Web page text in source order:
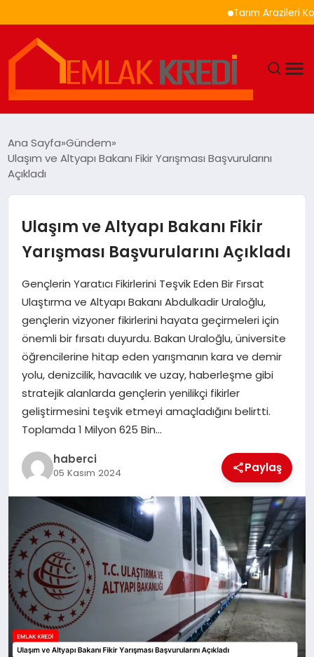
Tarım Arazileri
EKONOMI
EĞITIM
MAGAZIN
SAĞLIK
SIYASET
SPOR
TEKNOLOJI
YAŞAM
Ana Sayfa Gündem
Ulaşım ve Altyapı Bakanı Fikir Yarışması Başvurularını
Açıkladı
Ulaşım ve Altyapı Bakanı Fikir
Yarışması Başvurularını Açıkladı
Gençlerin Yaratıcı Fikirlerini Teşvik Eden Bir Fırsat
Ulaştırma ve Altyapı Bakanı Abdulkadir Uraloğlu,
gençlerin vizyoner fikirlerini hayata geçirmeleri için
önemli bir fırsatı duyurdu. Bakan Uraloğlu, üniversite
öğrencilerine hitap eden yarışmanın kara ve demir
yolu, denizcilik, havacılık ve uzay, haberleşme gibi
stratejik alanlarda gençlerin yenilikçi fikirler
geliştirmesini teşvik etmeyi amaçladığını belirtti.
Toplamda 1 Milyon 625 Bin…
haberci
05 Kasım 2024 Paylaş